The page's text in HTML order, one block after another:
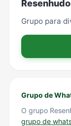
Grupo para
Grupo de
O grupo
grupo de